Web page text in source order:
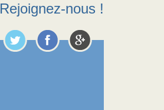
Rejoignez-nous !